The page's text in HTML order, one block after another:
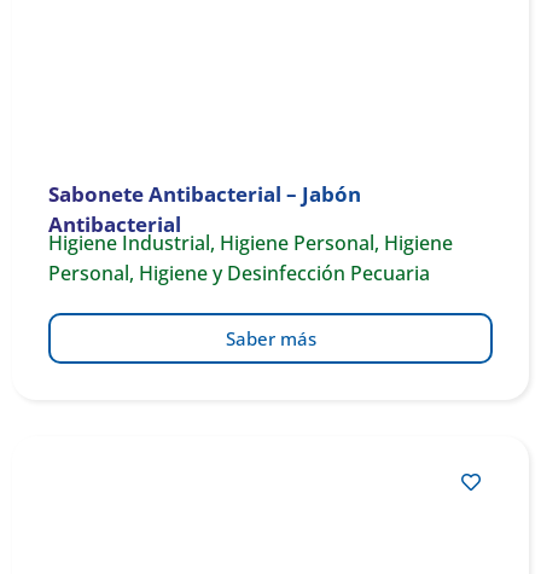
Sabonete Antibacterial – Jabón
Antibacterial
Higiene Industrial, Higiene Personal, Higiene
Personal, Higiene y Desinfección Pecuaria
Saber más